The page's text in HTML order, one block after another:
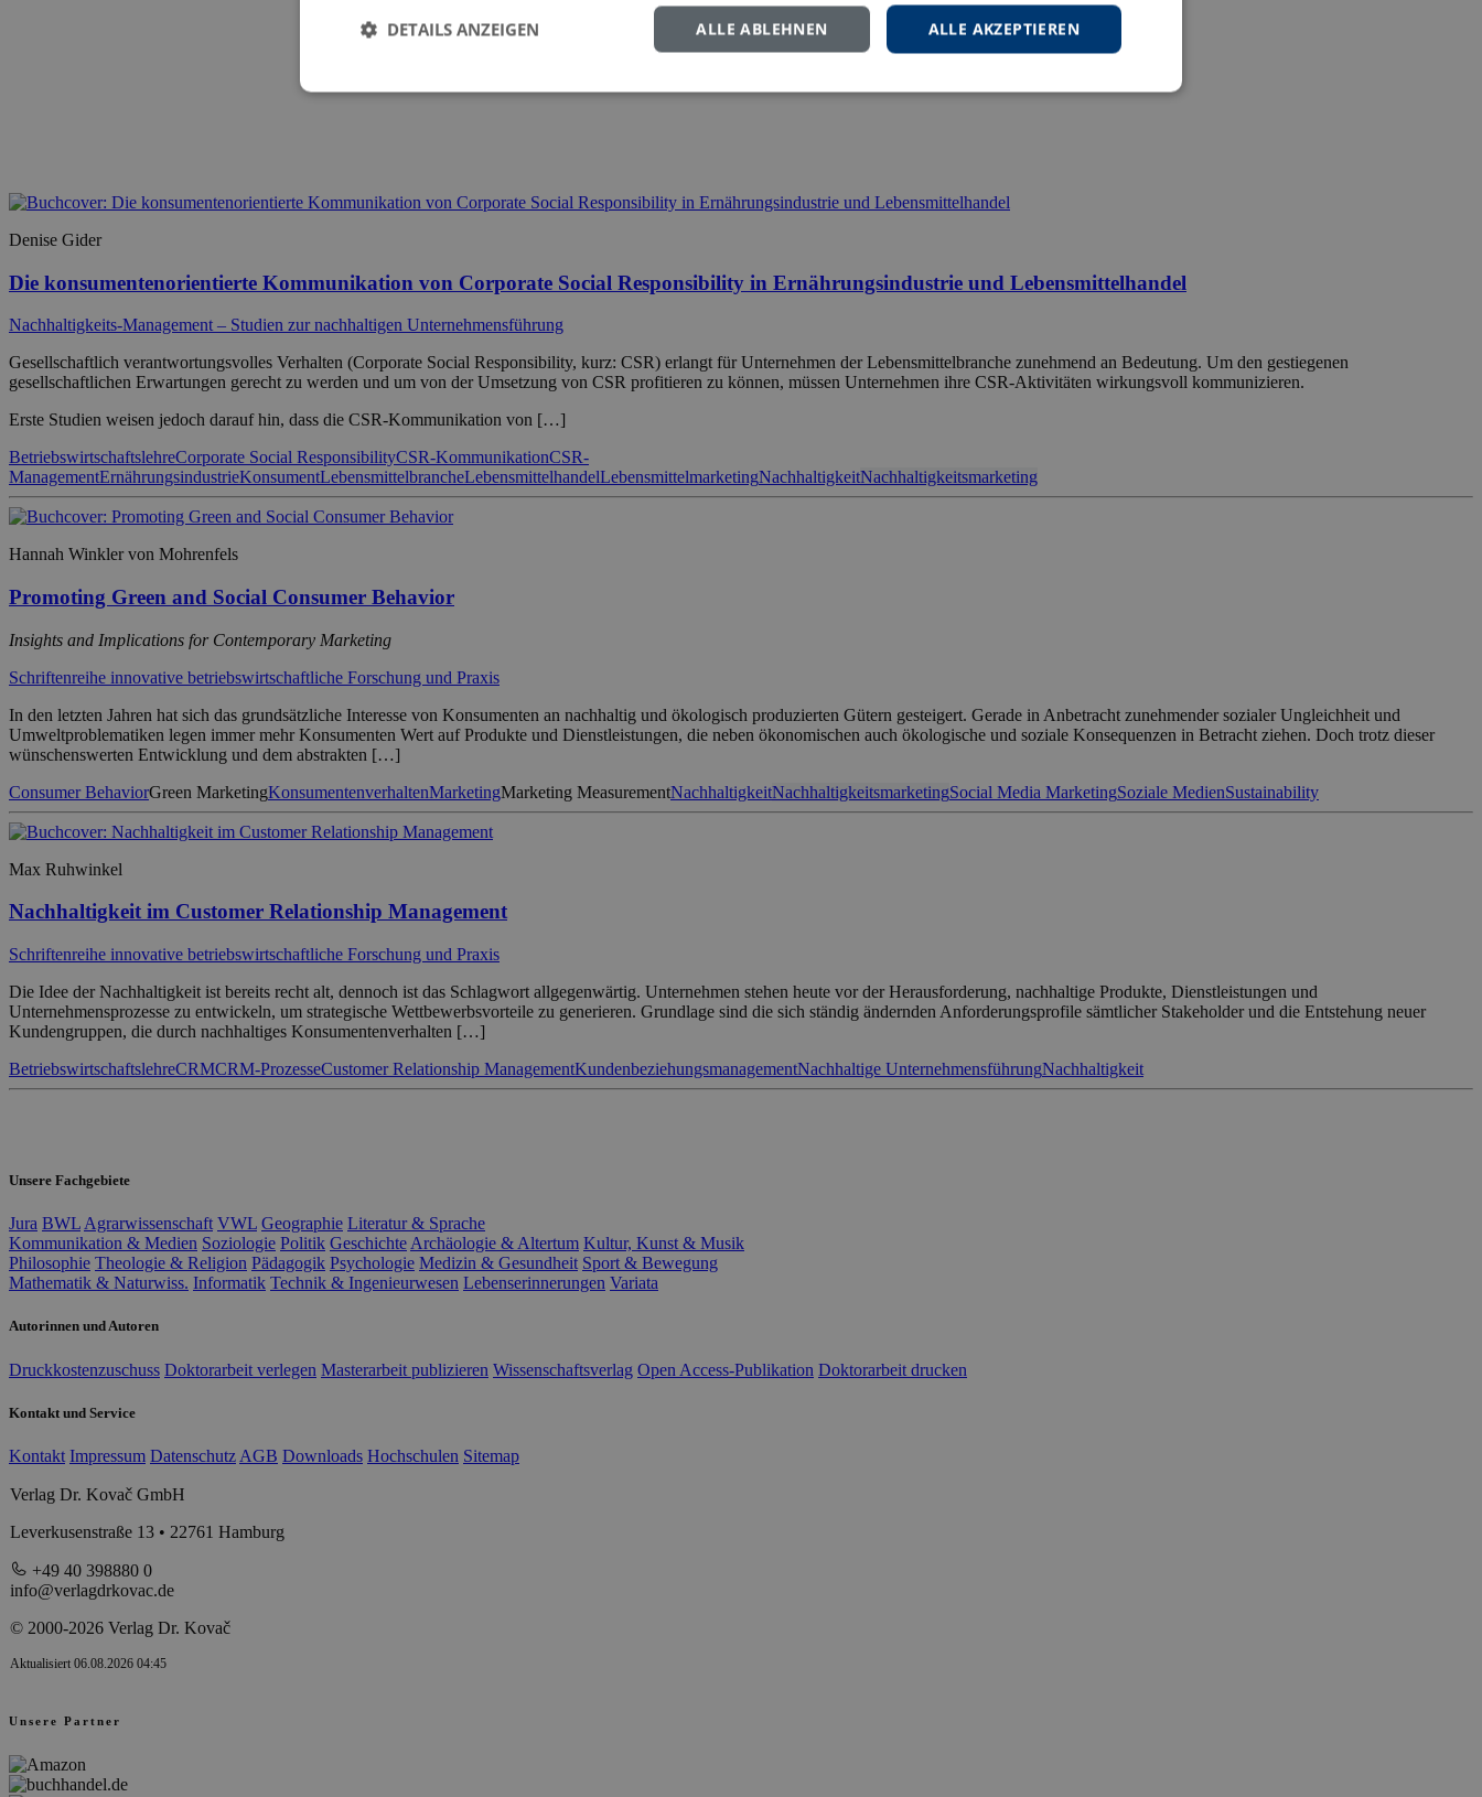
Denise Gider
Die konsumentenorientierte Kommunikation von Corporate Social Responsibility in Ernährungsindustrie und Lebensmittelhandel
Nachhaltigkeits-Management – Studien zur nachhaltigen Unternehmensführung
Gesellschaftlich verantwortungsvolles Verhalten (Corporate Social Responsibility, kurz: CSR) erlangt für Unternehmen der Lebensmittelbranche zunehmend an Bedeutung. Um den gestiegenen
gesellschaftlichen Erwartungen gerecht zu werden und um von der Umsetzung von CSR profitieren zu können, müssen Unternehmen ihre CSR-Aktivitäten wirkungsvoll kommunizieren.
Erste Studien weisen jedoch darauf hin, dass die CSR-Kommunikation von […]
BetriebswirtschaftslehreCorporate Social ResponsibilityCSR-KommunikationCSR-
ManagementErnährungsindustrieKonsumentLebensmittelbrancheLebensmittelhandelLebensmittelmarketingNachhaltigkeitNachhaltigkeitsmarketing
Hannah Winkler von Mohrenfels
Promoting Green and Social Consumer Behavior
Insights and Implications for Contemporary Marketing
Schriftenreihe innovative betriebswirtschaftliche Forschung und Praxis
In den letzten Jahren hat sich das grundsätzliche Interesse von Konsumenten an nachhaltig und ökologisch produzierten Gütern gesteigert. Gerade in Anbetracht zunehmender sozialer Ungleichheit und
Umweltproblematiken legen immer mehr Konsumenten Wert auf Produkte und Dienstleistungen, die neben ökonomischen auch ökologische und soziale Konsequenzen in Betracht ziehen. Doch trotz dieser
wünschenswerten Entwicklung und dem abstrakten […]
Consumer BehaviorGreen MarketingKonsumentenverhaltenMarketingMarketing MeasurementNachhaltigkeitNachhaltigkeitsmarketingSocial Media MarketingSoziale MedienSustainability
Max Ruhwinkel
Nachhaltigkeit im Customer Relationship Management
Schriftenreihe innovative betriebswirtschaftliche Forschung und Praxis
Die Idee der Nachhaltigkeit ist bereits recht alt, dennoch ist das Schlagwort allgegenwärtig. Unternehmen stehen heute vor der Herausforderung, nachhaltige Produkte, Dienstleistungen und
Unternehmensprozesse zu entwickeln, um strategische Wettbewerbsvorteile zu generieren. Grundlage sind die sich ständig ändernden Anforderungsprofile sämtlicher Stakeholder und die Entstehung neuer
Kundengruppen, die durch nachhaltiges Konsumentenverhalten […]
BetriebswirtschaftslehreCRMCRM-ProzesseCustomer Relationship ManagementKundenbeziehungsmanagementNachhaltige UnternehmensführungNachhaltigkeit
Unsere Fachgebiete
Jura BWL Agrarwissenschaft VWL Geographie Literatur & Sprache
Kommunikation & Medien Soziologie Politik Geschichte Archäologie & Altertum Kultur, Kunst & Musik
Philosophie Theologie & Religion Pädagogik Psychologie Medizin & Gesundheit Sport & Bewegung
Mathematik & Naturwiss. Informatik Technik & Ingenieurwesen Lebenserinnerungen Variata
Autorinnen und Autoren
Druckkostenzuschuss Doktorarbeit verlegen Masterarbeit publizieren Wissenschaftsverlag Open Access-Publikation Doktorarbeit drucken
Kontakt und Service
Kontakt Impressum Datenschutz AGB Downloads Hochschulen Sitemap
Verlag Dr. Kovač GmbH
Leverkusenstraße 13 • 22761 Hamburg
+49 40 398880 0
info@verlagdrkovac.de
© 2000-2026 Verlag Dr. Kovač
Aktualisiert 06.08.2026 04:45
Unsere Partner
ALLE AKZEPTIEREN
ALLE ABLEHNEN
DETAILS ANZEIGEN